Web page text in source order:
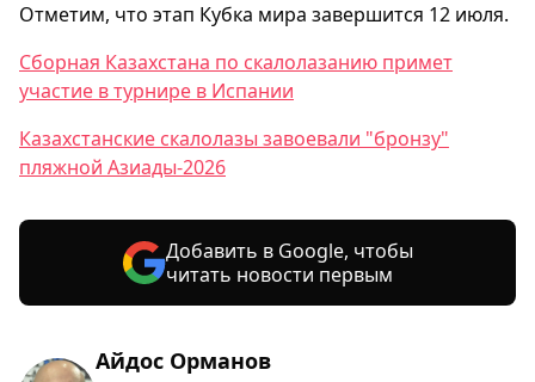
Айдос Орманов
Отметим, что этап Кубка мира завершится 12 июля.
Сборная Казахстана по скалолазанию примет
участие в турнире в Испании
Казахстанские скалолазы завоевали "бронзу"
пляжной Азиады-2026
Добавить в Google, чтобы
читать новости первым